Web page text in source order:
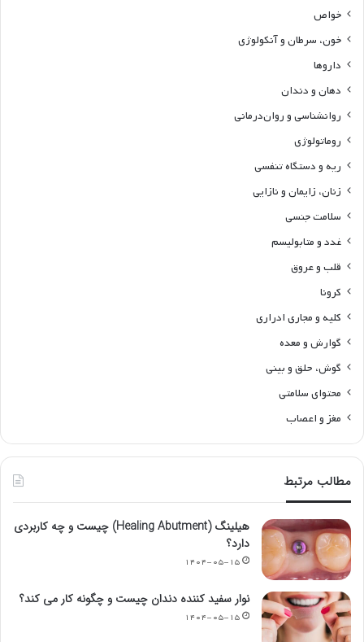
خواص
خون، سرطان و آنکولوژی
داروها
دهان و دندان
روانشناسی و روان‌درمانی
روماتولوژی
ریه و دستگاه تنفسی
زنان، زایمان و نازایی
سلامت جنسی
غدد و متابولیسم
قلب و عروق
کرونا
کلیه و مجاری ادراری
گوارش و معده
گوش، حلق و بینی
محتوای سلامتی
مغز و اعصاب
مطالب مرتبط
هیلینگ (Healing Abutment) چیست و چه کاربردی
دارد؟
۱۴۰۴-۰۵-۱۵
نوار سفید کننده دندان چیست و چگونه کار می کند؟
۱۴۰۴-۰۵-۱۵